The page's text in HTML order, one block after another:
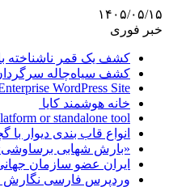
۱۴۰۵/۰۵/۱۵
خبر فوری
کشف یک قمر ناشناخته
کشف سیاه‌چاله
WordPress Site
خانه هوشمند کایا
or standalone tool?
انواع قاب بندی دیوار
«بارش شهابی برساوشی» اواخر
ایران عضو سازمان
وردپرس فارسی نگارش ۷.۰ منتشر شد – WordPress.org فارسی